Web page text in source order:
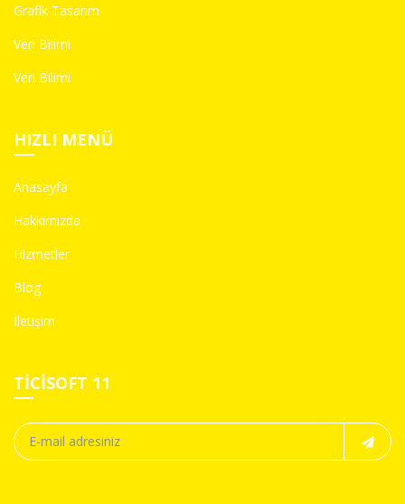
Grafik Tasarım
Veri Bilimi
Veri Bilimi
HIZLI MENÜ
Anasayfa
Hakkımızda
Hizmetler
Blog
İletişim
TICISOFT 11